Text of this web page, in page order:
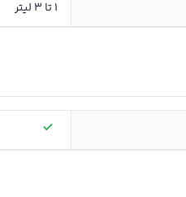
1 تا 3 لیتر